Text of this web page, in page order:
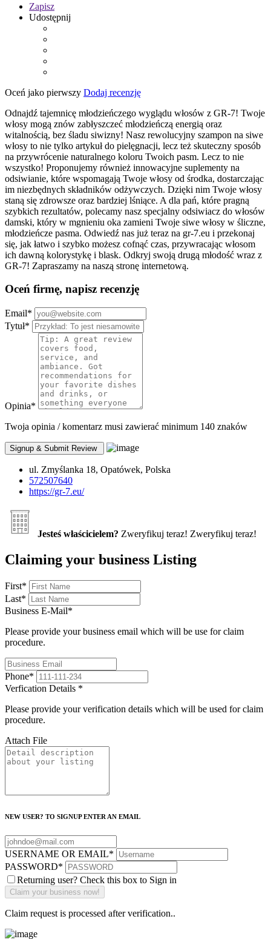
Zapisz
Udostępnij
Oceń jako pierwszy Dodaj recenzję
Odnajdź tajemnicę młodzieńczego wyglądu włosów z GR-7! Twoje
włosy mogą znów zabłyszczeć młodzieńczą energią oraz
witalnością, bez śladu siwizny! Nasz rewolucyjny szampon na siwe
włosy to nie tylko artykuł do pielęgnacji, lecz też skuteczny sposób
na przywrócenie naturalnego koloru Twoich pasm. Lecz to nie
wszystko! Proponujemy również innowacyjne suplementy na
odsiwianie, które wspomagają Twoje włosy od środka, dostarczając
im niezbędnych składników odżywczych. Dzięki nim Twoje włosy
staną się zdrowsze oraz bardziej lśniące. A dla pań, które pragną
szybkich rezultatów, polecamy nasz specjalny odsiwiacz do włosów
damski, który w mgnieniu oka zamieni Twoje siwe włosy w śliczne,
młodzieńcze pasma. Odwiedź nas już teraz na gr-7.eu i przekonaj
się, jak łatwo i szybko możesz cofnąć czas, przywracając włosom
ich dawną kolorystykę i blask. Odkryj swoją drugą młodość wraz z
GR-7! Zapraszamy na naszą stronę internetową.
Oceń firmę, napisz recenzję
Email*
Tytuł*
Opinia*
Twoja opinia / komentarz musi zawierać minimum 140 znaków
ul. Zmyślanka 18, Opatówek, Polska
572507640
https://gr-7.eu/
Jesteś właścicielem? Zweryfikuj teraz! Zweryfikuj teraz!
Claiming your business Listing
First*
Last*
Business E-Mail*
Please provide your business email which will be use for claim
procedure.
Phone*
Verfication Details *
Please provide your verification details which will be used for claim
procedure.
Attach File
NEW USER? TO SIGNUP ENTER AN EMAIL
USERNAME OR EMAIL*
PASSWORD*
Returning user? Check this box to Sign in
Claim request is processed after verification..